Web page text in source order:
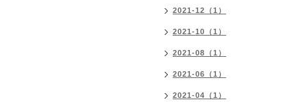
2021-12（1）
2021-10（1）
2021-08（1）
2021-06（1）
2021-04（1）